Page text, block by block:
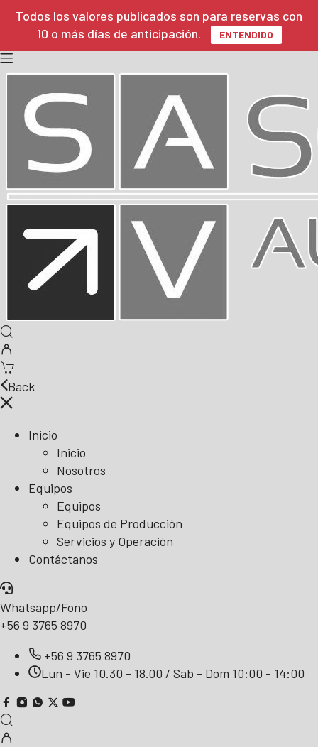
Todos los valores publicados son para reservas con
10 o más días de anticipación.
ENTENDIDO
Back
Inicio
Inicio
Nosotros
Equipos
Equipos
Equipos de Producción
Servicios y Operación
Contáctanos
Whatsapp/Fono
+56 9 3765 8970
+56 9 3765 8970
Lun - Vie 10.30 - 18.00 / Sab - Dom 10:00 - 14:00